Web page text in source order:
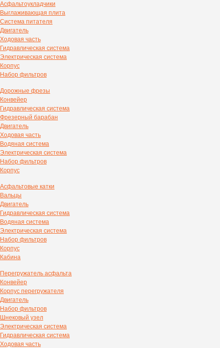
Асфальтоукладчики
Выглаживающая плита
Система питателя
Двигатель
Ходовая часть
Гидравлическая система
Электрическая система
Корпус
Набор фильтров
Дорожные фрезы
Конвейер
Гидравлическая система
Фрезерный барабан
Двигатель
Ходовая часть
Водяная система
Электрическая система
Набор фильтров
Корпус
Асфальтовые катки
Вальцы
Двигатель
Гидравлическая система
Водяная система
Электрическая система
Набор фильтров
Корпус
Кабина
Перегружатель асфальта
Конвейер
Корпус перегружателя
Двигатель
Набор фильтров
Шнековый узел
Электрическая система
Гидравлическая система
Ходовая часть